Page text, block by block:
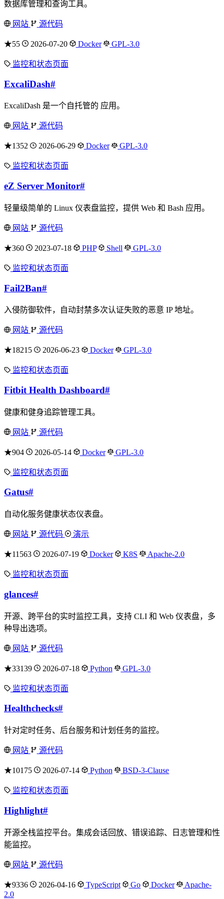
数据库管理和查询工具。
网站 源代码
★55 2026-07-20 Docker GPL-3.0
监控和状态页面
ExcaliDash#
ExcaliDash 是一个自托管的 应用。
网站 源代码
★1352 2026-06-29 Docker GPL-3.0
监控和状态页面
eZ Server Monitor#
轻量级简单的 Linux 仪表盘监控，提供 Web 和 Bash 应用。
网站 源代码
★360 2023-07-18 PHP Shell GPL-3.0
监控和状态页面
Fail2Ban#
入侵防御软件，自动封禁多次认证失败的恶意 IP 地址。
网站 源代码
★18215 2026-06-23 Docker GPL-3.0
监控和状态页面
Fitbit Health Dashboard#
健康和健身追踪管理工具。
网站 源代码
★904 2026-05-14 Docker GPL-3.0
监控和状态页面
Gatus#
自动化服务健康状态仪表盘。
网站 源代码 演示
★11563 2026-07-19 Docker K8S Apache-2.0
监控和状态页面
glances#
开源、跨平台的实时监控工具，支持 CLI 和 Web 仪表盘，多
种导出选项。
网站 源代码
★33139 2026-07-18 Python GPL-3.0
监控和状态页面
Healthchecks#
针对定时任务、后台服务和计划任务的监控。
网站 源代码
★10175 2026-07-14 Python BSD-3-Clause
监控和状态页面
Highlight#
开源全栈监控平台。集成会话回放、错误追踪、日志管理和性
能监控。
网站 源代码
★9336 2026-04-16 TypeScript Go Docker
Apache-
2.0